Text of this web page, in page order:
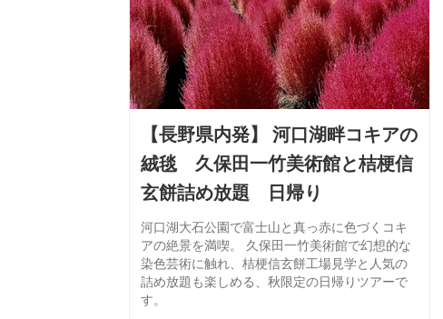
【長野県内発】 河口湖畔コキアの
絨毯 久保田一竹美術館と桔梗信
玄餅詰め放題 日帰り
河口湖大石公園で富士山と真っ赤に色づくコキ
アの絶景を満喫。 久保田一竹美術館で幻想的な
染色芸術に触れ、桔梗信玄餅工場見学と人気の
詰め放題も楽しめる、秋限定の日帰りツアーで
す。